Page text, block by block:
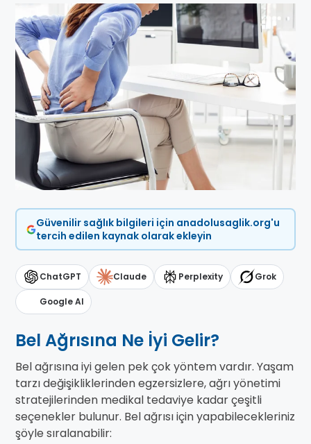
Güvenilir sağlık bilgileri için anadolusaglik.org'u
tercih edilen kaynak olarak ekleyin
ChatGPT Claude Perplexity Grok
Google AI
Bel Ağrısına Ne İyi Gelir?
Bel ağrısına iyi gelen pek çok yöntem vardır. Yaşam
tarzı değişikliklerinden egzersizlere, ağrı yönetimi
stratejilerinden medikal tedaviye kadar çeşitli
seçenekler bulunur. Bel ağrısı için yapabilecekleriniz
şöyle sıralanabilir: